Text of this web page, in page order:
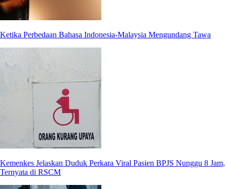
Ketika Perbedaan Bahasa Indonesia-Malaysia Mengundang Tawa
Kemenkes Jelaskan Duduk Perkara Viral Pasien BPJS Nunggu 8 Jam,
Ternyata di RSCM